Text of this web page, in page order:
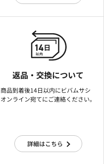
返品・交換について
商品到着後14日以内にビバムサシ
オンライン宛てにご連絡ください。
詳細はこちら